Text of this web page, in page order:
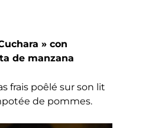
» con
de manzana
frais poêlé sur son lit
de pommes.